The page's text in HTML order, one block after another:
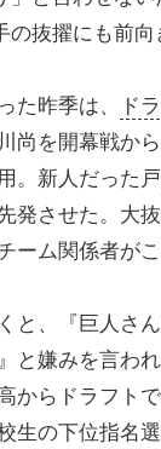
の抜擢にも前向
た昨季は、 ド
尚を開幕戦か
。新人だった
発させた。大
ーム関係者がこ
と、『巨人さ
嫌みを言わ
からドラフト
生の下位指名